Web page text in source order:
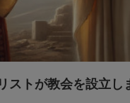
ストが教会を設立し